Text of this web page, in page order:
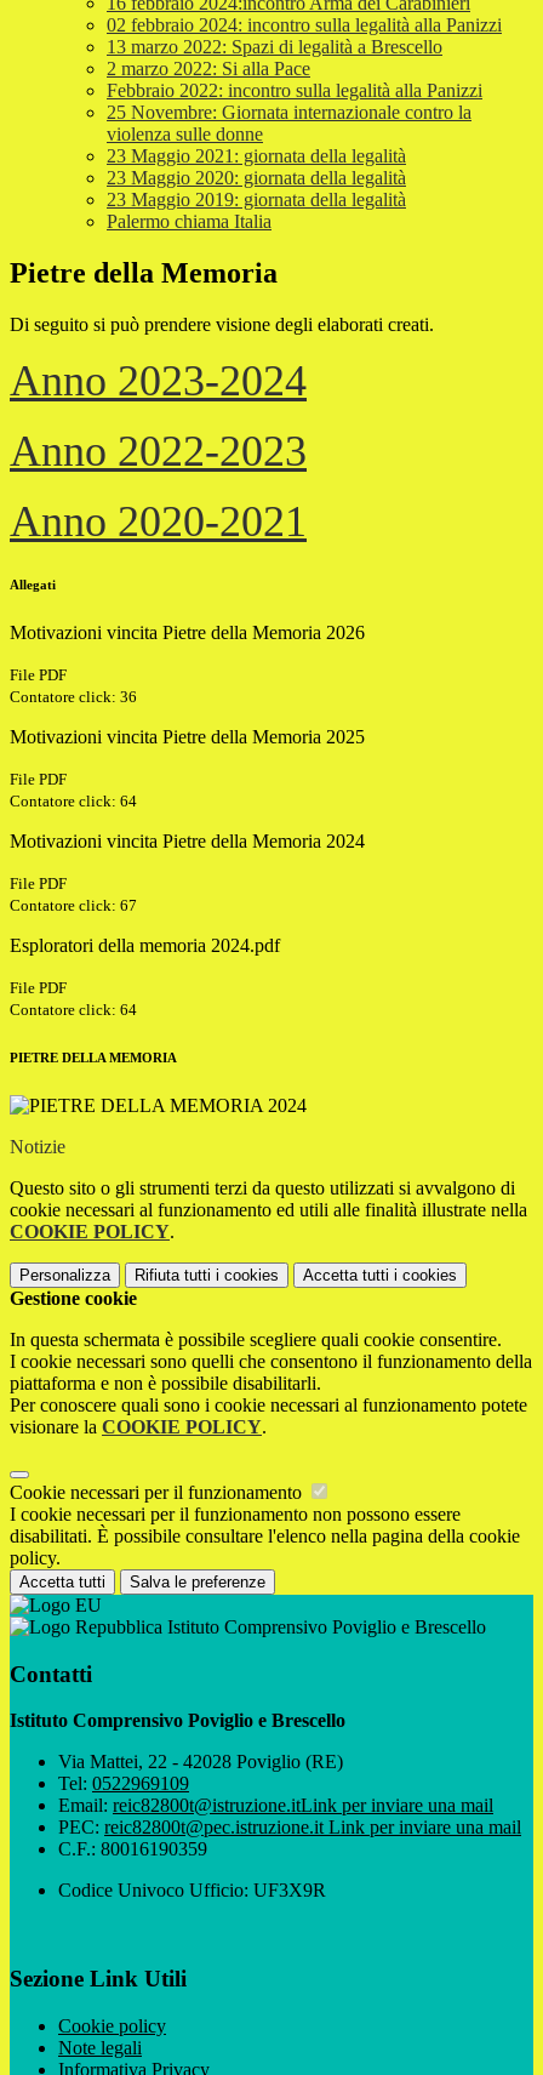
02 febbraio 2024: incontro sulla legalità alla Panizzi
13 marzo 2022: Spazi di legalità a Brescello
2 marzo 2022: Si alla Pace
Febbraio 2022: incontro sulla legalità alla Panizzi
25 Novembre: Giornata internazionale contro la
violenza sulle donne
23 Maggio 2021: giornata della legalità
23 Maggio 2020: giornata della legalità
23 Maggio 2019: giornata della legalità
Palermo chiama Italia
Pietre della Memoria
Di seguito si può prendere visione degli elaborati creati.
Anno 2023-2024
Anno 2022-2023
Anno 2020-2021
Allegati
Motivazioni vincita Pietre della Memoria 2026
File PDF
Contatore click: 36
Motivazioni vincita Pietre della Memoria 2025
File PDF
Contatore click: 64
Motivazioni vincita Pietre della Memoria 2024
File PDF
Contatore click: 67
Esploratori della memoria 2024.pdf
File PDF
Contatore click: 64
PIETRE DELLA MEMORIA
Notizie
Questo sito o gli strumenti terzi da questo utilizzati si avvalgono di
cookie necessari al funzionamento ed utili alle finalità illustrate nella
COOKIE POLICY.
Personalizza Rifiuta tutti i cookies Accetta tutti i cookies
Gestione cookie
In questa schermata è possibile scegliere quali cookie consentire.
I cookie necessari sono quelli che consentono il funzionamento della
piattaforma e non è possibile disabilitarli.
Per conoscere quali sono i cookie necessari al funzionamento potete
visionare la COOKIE POLICY.
Cookie necessari per il funzionamento
I cookie necessari per il funzionamento non possono essere
disabilitati. È possibile consultare l'elenco nella pagina della cookie
policy.
Accetta tutti Salva le preferenze
Istituto Comprensivo Poviglio e Brescello
Contatti
Istituto Comprensivo Poviglio e Brescello
Via Mattei, 22 - 42028 Poviglio (RE)
Tel: 0522969109
Email: reic82800t@istruzione.itLink per inviare una mail
PEC: reic82800t@pec.istruzione.itLink per inviare una mail
C.F.: 80016190359
Codice Univoco Ufficio: UF3X9R
Sezione Link Utili
Cookie policy
Note legali
Informativa Privacy